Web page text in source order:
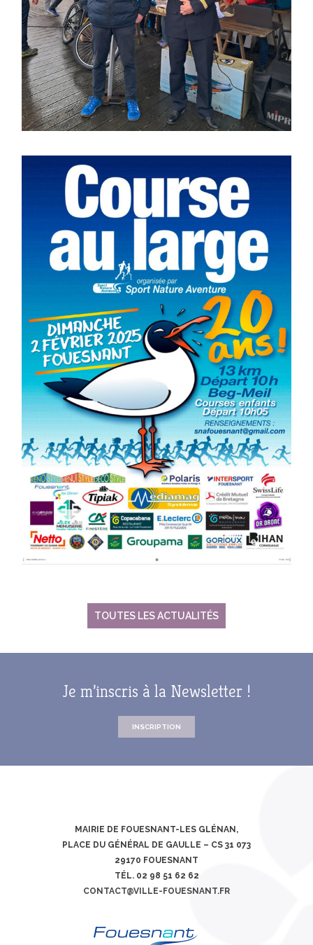
TOUTES LES ACTUALITÉS
Je m’inscris à la Newsletter !
INSCRIPTION
MAIRIE DE FOUESNANT-LES GLÉNAN,
PLACE DU GÉNÉRAL DE GAULLE – CS 31 073
29170 FOUESNANT
TÉL. 02 98 51 62 62
CONTACT@VILLE-FOUESNANT.FR